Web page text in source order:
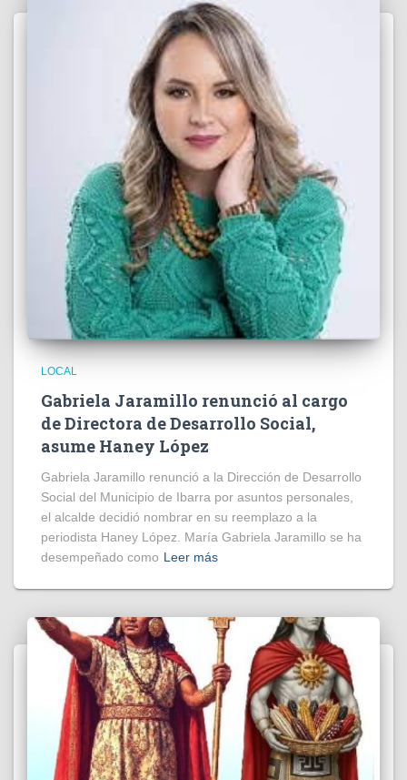
LOCAL
Gabriela Jaramillo renunció al cargo
de Directora de Desarrollo Social,
asume Haney López
Gabriela Jaramillo renunció a la Dirección de Desarrollo
Social del Municipio de Ibarra por asuntos personales,
el alcalde decidió nombrar en su reemplazo a la
periodista Haney López. María Gabriela Jaramillo se ha
desempeñado como Leer más